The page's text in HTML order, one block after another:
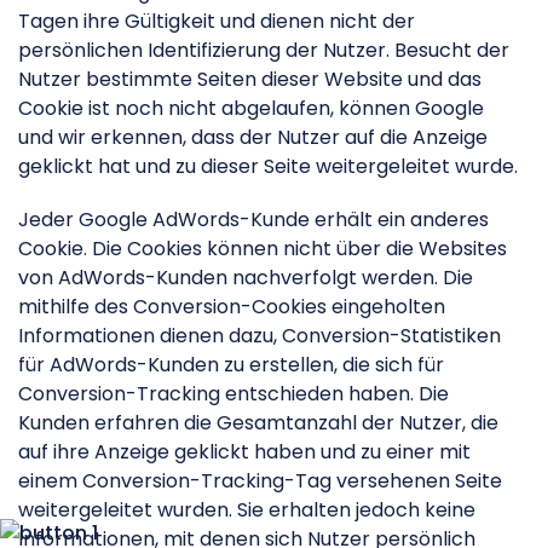
Tagen ihre Gültigkeit und dienen nicht der
persönlichen Identifizierung der Nutzer. Besucht der
Nutzer bestimmte Seiten dieser Website und das
Cookie ist noch nicht abgelaufen, können Google
und wir erkennen, dass der Nutzer auf die Anzeige
geklickt hat und zu dieser Seite weitergeleitet wurde.
Jeder Google AdWords-Kunde erhält ein anderes
Cookie. Die Cookies können nicht über die Websites
von AdWords-Kunden nachverfolgt werden. Die
mithilfe des Conversion-Cookies eingeholten
Informationen dienen dazu, Conversion-Statistiken
für AdWords-Kunden zu erstellen, die sich für
Conversion-Tracking entschieden haben. Die
Kunden erfahren die Gesamtanzahl der Nutzer, die
auf ihre Anzeige geklickt haben und zu einer mit
einem Conversion-Tracking-Tag versehenen Seite
weitergeleitet wurden. Sie erhalten jedoch keine
Informationen, mit denen sich Nutzer persönlich